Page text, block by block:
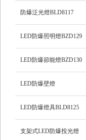
防爆泛光燈BLD8117
LED防爆照明燈BZD129
LED防爆節能燈BZD130
LED防爆壁燈
LED防爆燈具BLD8125
支架式LED防爆投光燈